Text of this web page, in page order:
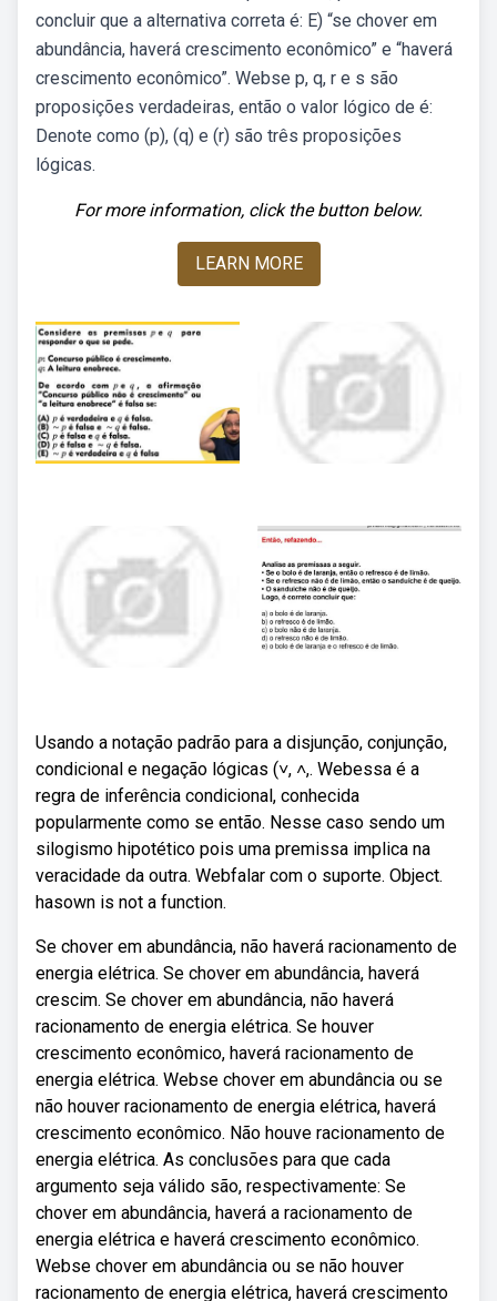
concluir que a alternativa correta é: E) “se chover em
abundância, haverá crescimento econômico” e “haverá
crescimento econômico”. Webse p, q, r e s são
proposições verdadeiras, então o valor lógico de é:
Denote como (p), (q) e (r) são três proposições
lógicas.
For more information, click the button below.
LEARN MORE
Usando a notação padrão para a disjunção, conjunção,
condicional e negação lógicas (˅, ˄,. Webessa é a
regra de inferência condicional, conhecida
popularmente como se então. Nesse caso sendo um
silogismo hipotético pois uma premissa implica na
veracidade da outra. Webfalar com o suporte. Object.
hasown is not a function.
Se chover em abundância, não haverá racionamento de
energia elétrica. Se chover em abundância, haverá
crescim. Se chover em abundância, não haverá
racionamento de energia elétrica. Se houver
crescimento econômico, haverá racionamento de
energia elétrica. Webse chover em abundância ou se
não houver racionamento de energia elétrica, haverá
crescimento econômico. Não houve racionamento de
energia elétrica. As conclusões para que cada
argumento seja válido são, respectivamente: Se
chover em abundância, haverá a racionamento de
energia elétrica e haverá crescimento econômico.
Webse chover em abundância ou se não houver
racionamento de energia elétrica, haverá crescimento